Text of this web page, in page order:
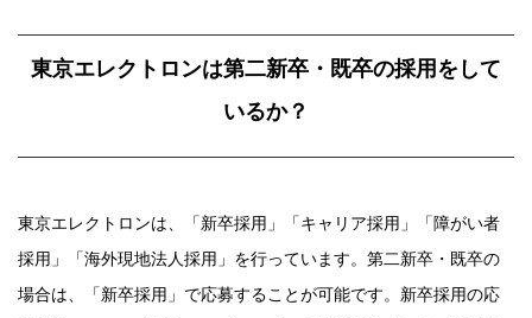
東京エレクトロンは第二新卒・既卒の採用をして
いるか？
東京エレクトロンは、「新卒採用」「キャリア採用」「障がい者
採用」「海外現地法人採用」を行っています。第二新卒・既卒の
場合は、「新卒採用」で応募することが可能です。新卒採用の応